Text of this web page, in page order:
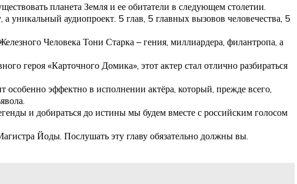
планета Земля и ее обитатели в следующем столетии.
уникальный аудиопроект. 5 глав, 5 главных вызовов человечества, 5
Человека Тони Старка – гения, миллиардера, филантропа, а
героя «Карточного Домика», этот актер стал отлично разбираться
эффектно в исполнении актёра, который, прежде всего,
и добираться до истины мы будем вместе с российским голосом
Йоды. Послушать эту главу обязательно должны вы.